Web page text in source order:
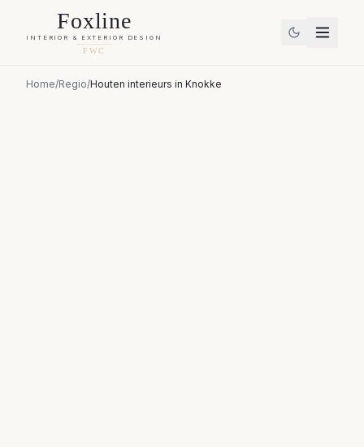
Foxline
INTERIOR & EXTERIOR DESIGN
FWC
Home/Regio/Houten interieurs in Knokke